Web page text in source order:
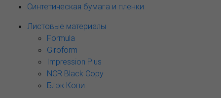
Синтетическая бумага и пленки
Листовые материалы
Formula
Giroform
Impression Plus
NCR Black Copy
Блэк Копи